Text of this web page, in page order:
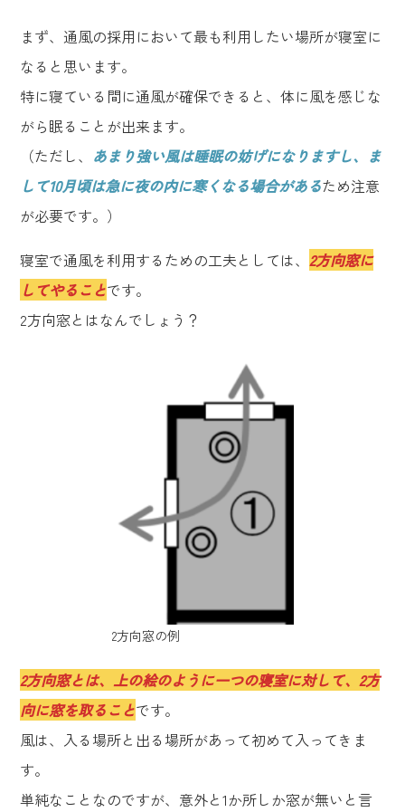
まず、通風の採用において最も利用したい場所が寝室に
なると思います。
特に寝ている間に通風が確保できると、体に風を感じな
がら眠ることが出来ます。
（ただし、 あまり強い風は睡眠の妨げになりますし、ま
して10月頃は急に夜の内に寒くなる場合があるため注意
が必要です。）
寝室で通風を利用するための工夫としては、2方向窓に
してやることです。
2方向窓とはなんでしょう？
2方向窓の例
2方向窓とは、上の絵のように一つの寝室に対して、2方
向に窓を取ることです。
風は、入る場所と出る場所があって初めて入ってきま
す。
単純なことなのですが、意外と1か所しか窓が無いと言